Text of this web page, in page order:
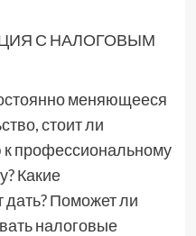
С НАЛОГОВЫМ
меняющееся
стоит ли
профессиональному
Какие
Поможет ли
налоговые